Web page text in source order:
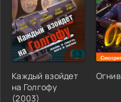
Каждый взойдет
на Голгофу
(2003)